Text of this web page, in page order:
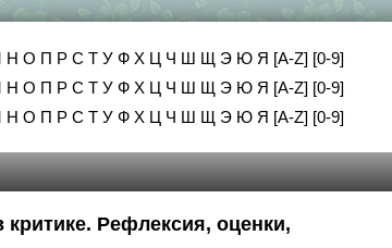
Н О П Р С Т У Ф Х Ц Ч Ш Щ Э Ю Я [A-Z] [0-9]
Н О П Р С Т У Ф Х Ц Ч Ш Щ Э Ю Я [A-Z] [0-9]
Н О П Р С Т У Ф Х Ц Ч Ш Щ Э Ю Я [A-Z] [0-9]
Рефлексия, оценки,